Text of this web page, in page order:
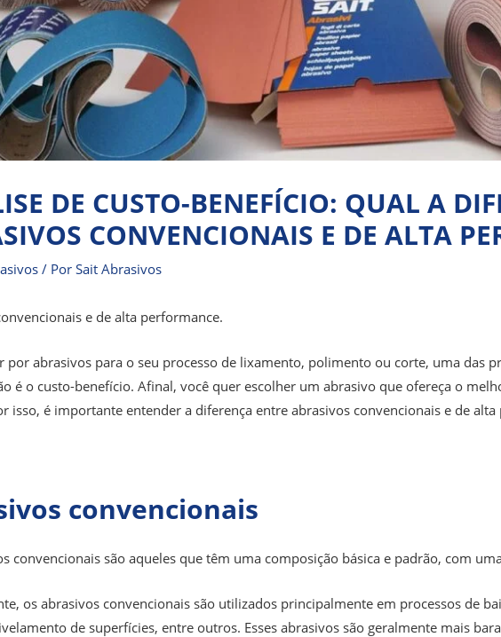
DE CUSTO-BENEFÍCIO: QUAL A
CONVENCIONAIS E DE ALTA
/ PorSait Abrasivos
e de alta performance.
por abrasivos para o seu processo de lixamento, polimento ou corte, uma das
é o custo-benefício. Afinal, você quer escolher um abrasivo que ofereça o
isso, é importante entender a diferença entre abrasivos convencionais e de
convencionais
convencionais são aqueles que têm uma composição básica e padrão, com
os abrasivos convencionais são utilizados principalmente em processos de
de superfícies, entre outros. Esses abrasivos são geralmente mais